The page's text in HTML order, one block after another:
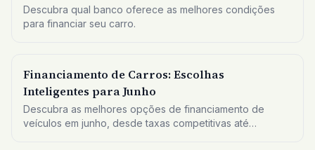
Descubra qual banco oferece as melhores condições
para financiar seu carro.
Financiamento de Carros: Escolhas
Inteligentes para Junho
Descubra as melhores opções de financiamento de
veículos em junho, desde taxas competitivas até